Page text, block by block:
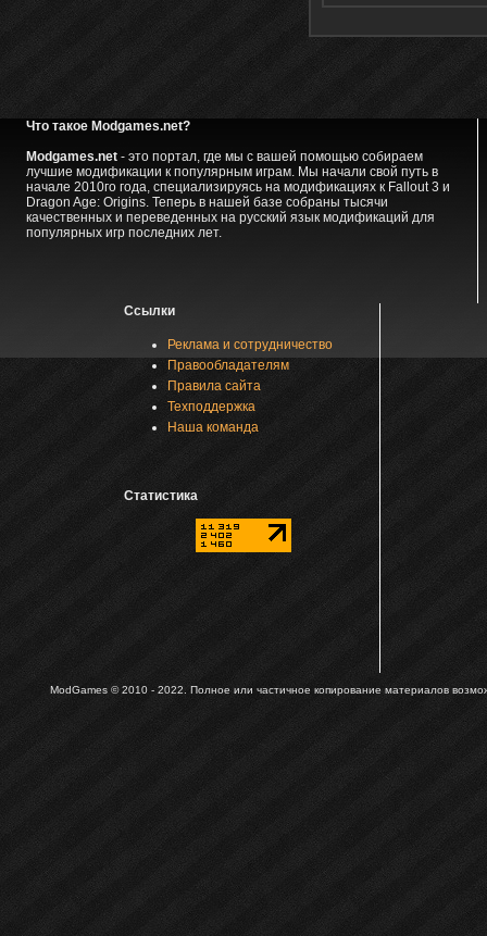
Что такое Modgames.net?
Modgames.net- это портал, где мы с вашей помощью собираем
лучшие модификации к популярным играм. Мы начали свой путь в
начале 2010го года, специализируясь на модификациях к Fallout 3 и
Dragon Age: Origins. Теперь в нашей базе собраны тысячи
качественных и переведенных на русский язык модификаций для
популярных игр последних лет.
Ссылки
Реклама и сотрудничество
Правообладателям
Правила сайта
Техподдержка
Наша команда
Статистика
ModGames © 2010 - 2022. Полное или частичное копирование материалов